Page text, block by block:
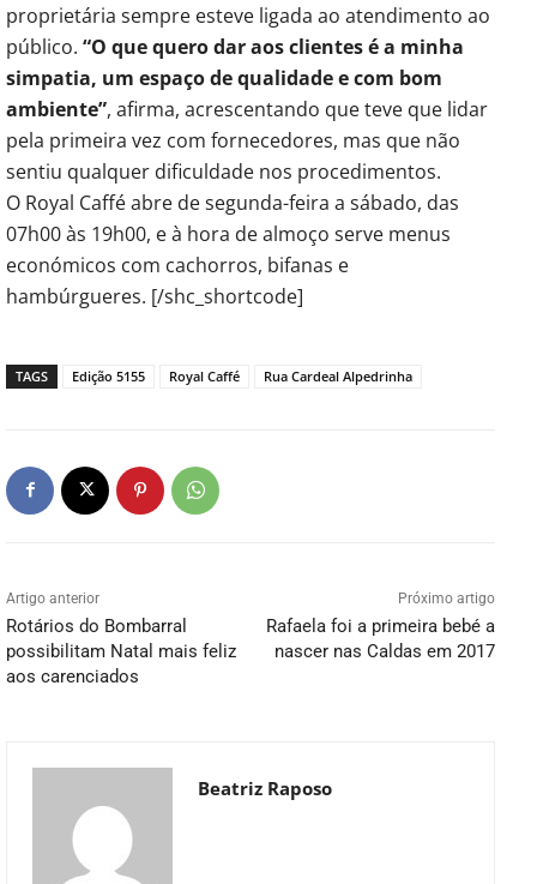
proprietária sempre esteve ligada ao atendimento ao
público. “O que quero dar aos clientes é a minha
simpatia, um espaço de qualidade e com bom
ambiente”, afirma, acrescentando que teve que lidar
pela primeira vez com fornecedores, mas que não
sentiu qualquer dificuldade nos procedimentos.
O Royal Caffé abre de segunda-feira a sábado, das
07h00 às 19h00, e à hora de almoço serve menus
económicos com cachorros, bifanas e
hambúrgueres. [/shc_shortcode]
TAGS Edição 5155 Royal Caffé Rua Cardeal Alpedrinha
Artigo anterior
Rotários do Bombarral
possibilitam Natal mais feliz
aos carenciados
Próximo artigo
Rafaela foi a primeira bebé a
nascer nas Caldas em 2017
Beatriz Raposo